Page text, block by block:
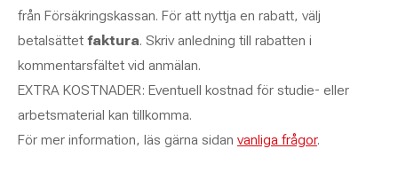
från Försäkringskassan. För att nyttja en rabatt, välj
betalsättet faktura. Skriv anledning till rabatten i
kommentarsfältet vid anmälan.
EXTRA KOSTNADER: Eventuell kostnad för studie- eller
arbetsmaterial kan tillkomma.
För mer information, läs gärna sidan vanliga frågor.